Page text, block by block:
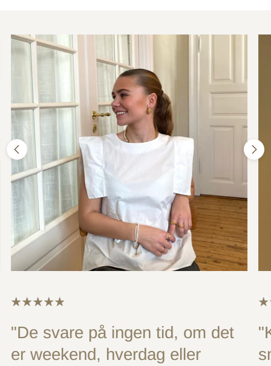
"De svare på ingen tid, om det
er weekend, hverdag eller